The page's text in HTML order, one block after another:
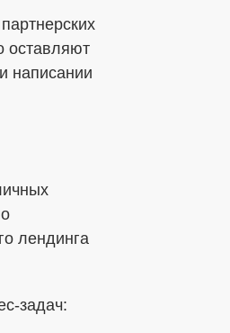
оставляют
написании
лендинга
задач: